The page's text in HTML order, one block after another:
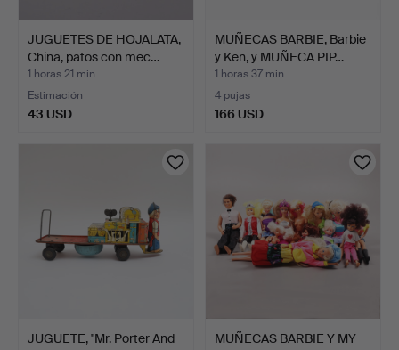
JUGUETES DE HOJALATA,
China, patos con mec…
1 horas 21 min
Estimación
43 USD
MUÑECAS BARBIE, Barbie
y Ken, y MUÑECA PIP…
1 horas 37 min
4 pujas
166 USD
JUGUETE, "Mr. Porter And
MUÑECAS BARBIE Y MY